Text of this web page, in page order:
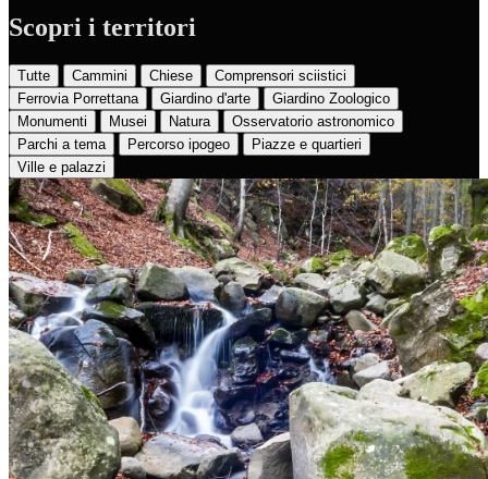
Scopri i territori
Tutte Cammini Chiese
Comprensori sciistici
Ferrovia Porrettana
Giardino d'arte
Giardino Zoologico
Monumenti
Musei Natura
Osservatorio astronomico
Parchi a tema
Percorso ipogeo
Piazze e quartieri
Ville e palazzi